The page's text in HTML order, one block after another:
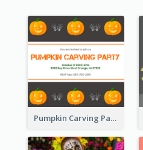
Pumpkin Carving Party Invitation